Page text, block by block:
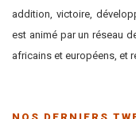
addition, victoire,
est animé par un réseau
africains et européens, et